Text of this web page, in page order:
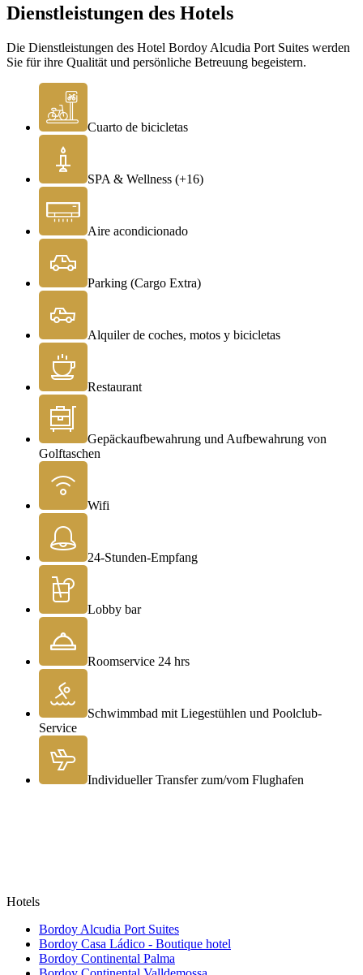
Dienstleistungen des Hotels
Die Dienstleistungen des Hotel Bordoy Alcudia Port Suites werden
Sie für ihre Qualität und persönliche Betreuung begeistern.
Cuarto de bicicletas
SPA & Wellness (+16)
Aire acondicionado
Parking (Cargo Extra)
Alquiler de coches, motos y bicicletas
Restaurant
Gepäckaufbewahrung und Aufbewahrung von
Golftaschen
Wifi
24-Stunden-Empfang
Lobby bar
Roomservice 24 hrs
Schwimmbad mit Liegestühlen und Poolclub-
Service
Individueller Transfer zum/vom Flughafen
Hotels
Bordoy Alcudia Port Suites
Bordoy Casa Ládico - Boutique hotel
Bordoy Continental Palma